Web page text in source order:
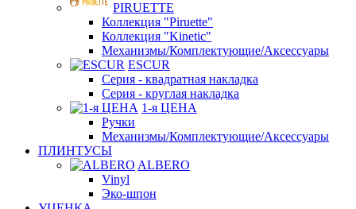
PIRUETTE
Коллекция "Piruette"
Коллекция "Kinetic"
Механизмы/Комплектующие/Аксессуары
ESCUR
Серия - квадратная накладка
Серия - круглая накладка
1-я ЦЕНА
Ручки
Механизмы/Комплектующие/Аксессуары
ПЛИНТУСЫ
ALBERO
Vinyl
Эко-шпон